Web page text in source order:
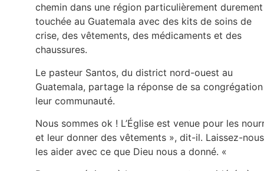
chemin dans une région particulièrement durement
touchée au Guatemala avec des kits de soins de
crise, des vêtements, des médicaments et des
chaussures.
Le pasteur Santos, du district nord-ouest au
Guatemala, partage la réponse de sa
leur communauté.
Nous sommes ok ! L’Église est venue pour les
et leur donner des vêtements », dit-il. Laissez-nous
les aider avec ce que Dieu nous a donné. «